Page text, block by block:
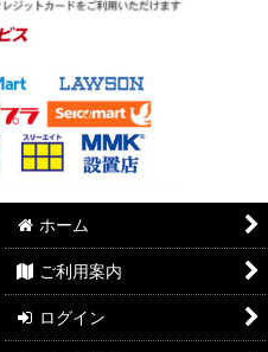
ホーム
ご利用案内
ログイン